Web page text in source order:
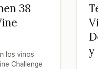
38
los vinos
Challenge
y